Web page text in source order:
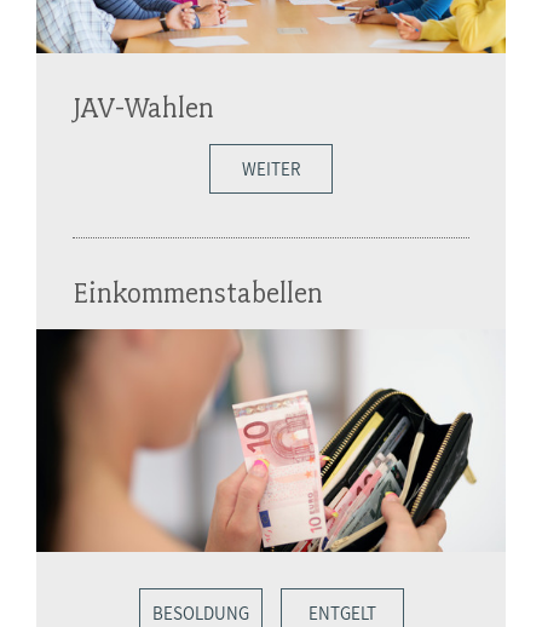
JAV-Wahlen
WEITER
Einkommenstabellen
BESOLDUNG ENTGELT